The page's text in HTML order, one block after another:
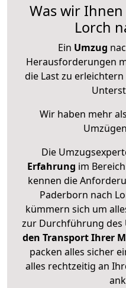
Was wir
Lorch
Ein Umzug
Herausforderungen
die Last zu
Wir haben mehr
Die
Erfahrung im
kennen die
Paderborn nach
kümmern sich um
zur Durchführung des
den Transport Ihrer
packen alles sicher
alles rechtzeitig an